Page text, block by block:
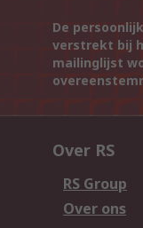
De
verstrekt bij
mailinglijst
Over RS
RS Group
Over ons